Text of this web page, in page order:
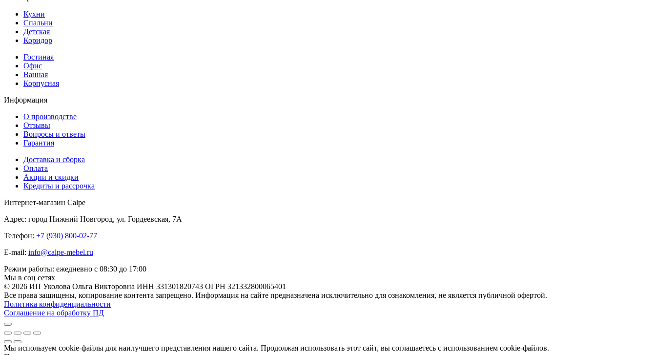
Кухни
Спальни
Детская
Коридор
Гостиная
Офис
Ванная
Корпусная
Информация
О производстве
Отзывы
Вопросы и ответы
Гарантия
Доставка и сборка
Оплата
Акции и скидки
Кредиты и рассрочка
Интернет-магазин Calpe
Адрес: город Нижний Новгород, ул. Гордеевская, 7А
Телефон: +7 (930) 800-02-77
E-mail: info@calpe-mebel.ru
Режим работы: ежедневно с 08:30 до 17:00
Мы в соц сетях
© 2026 ИП Уколова Ольга Викторовна ИНН 331301820743 ОГРН 321332800065401
Все права защищены, копирование контента запрещено. Информация на сайте предназначена исключительно для ознакомления, не является публичной офертой.
Политика конфиденциальности
Соглашение на обработку ПД
Мы используем cookie-файлы для наилучшего представления нашего сайта. Продолжая использовать этот сайт, вы соглашаетесь с использованием cookie-файлов.